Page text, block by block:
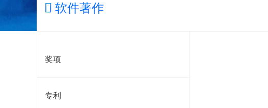
 软件著作
奖项
专利